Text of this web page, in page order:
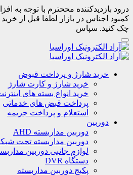
درود بازدیدکننده مححترم با توجه به
چک کنید. سپاس
خرید شارژ و پرداخت قبوض
خرید شارژ و کارت شارژ
خرید انواع بسته های
پرداخت قبض های خدماتی
استعلام و پرداخت جریمه
دوربین
دوربین مداربسته AHD
دوربین مداربسته تحت
لوازم جانبی دوربین
دستگاه DVR
پکیج دوربین مداربسته